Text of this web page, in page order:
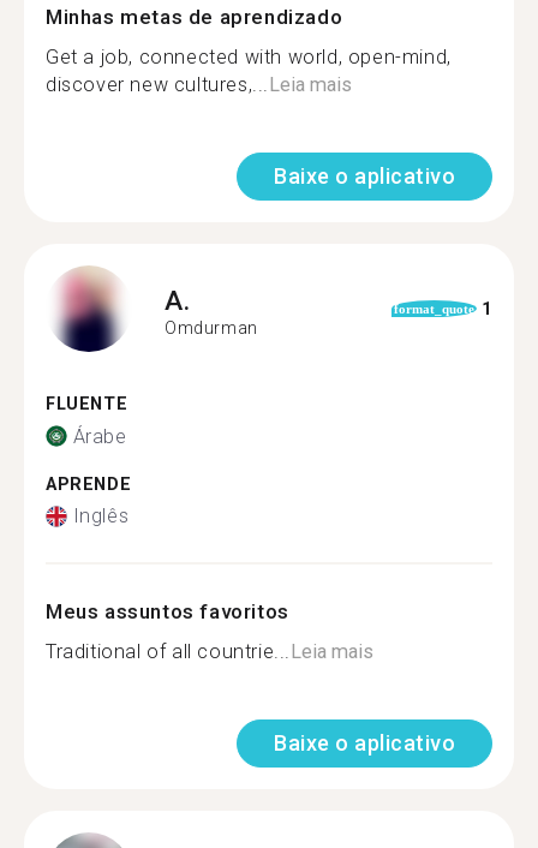
Minhas metas de aprendizado
Get a job, connected with world, open-mind,
discover new cultures,...Leia mais
Baixe o aplicativo
A.
Omdurman
format_quote 1
FLUENTE
Árabe
APRENDE
Inglês
Meus assuntos favoritos
Traditional of all countrie...Leia mais
Baixe o aplicativo